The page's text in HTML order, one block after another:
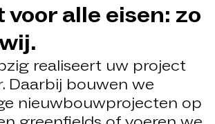
alle eisen: zo
realiseert uw project
Daarbij bouwen we
nieuwbouwprojecten op